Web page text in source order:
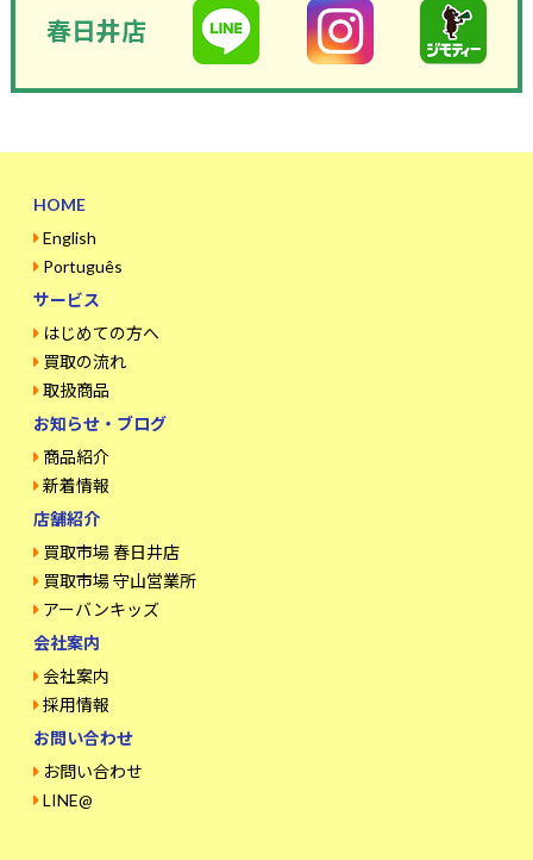
春日井店
HOME
English
Português
サービス
はじめての方へ
買取の流れ
取扱商品
お知らせ・ブログ
商品紹介
新着情報
店舗紹介
買取市場 春日井店
買取市場 守山営業所
アーバンキッズ
会社案内
会社案内
採用情報
お問い合わせ
お問い合わせ
LINE@